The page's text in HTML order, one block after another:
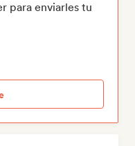
para enviarles tu